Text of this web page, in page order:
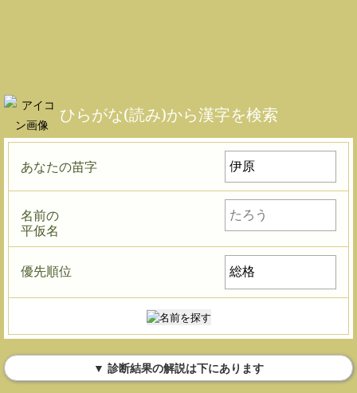
ひらがな(読み)から漢字を検索
あなたの苗字
名前の
平仮名
優先順位
▼ 診断結果の解説は下にあります